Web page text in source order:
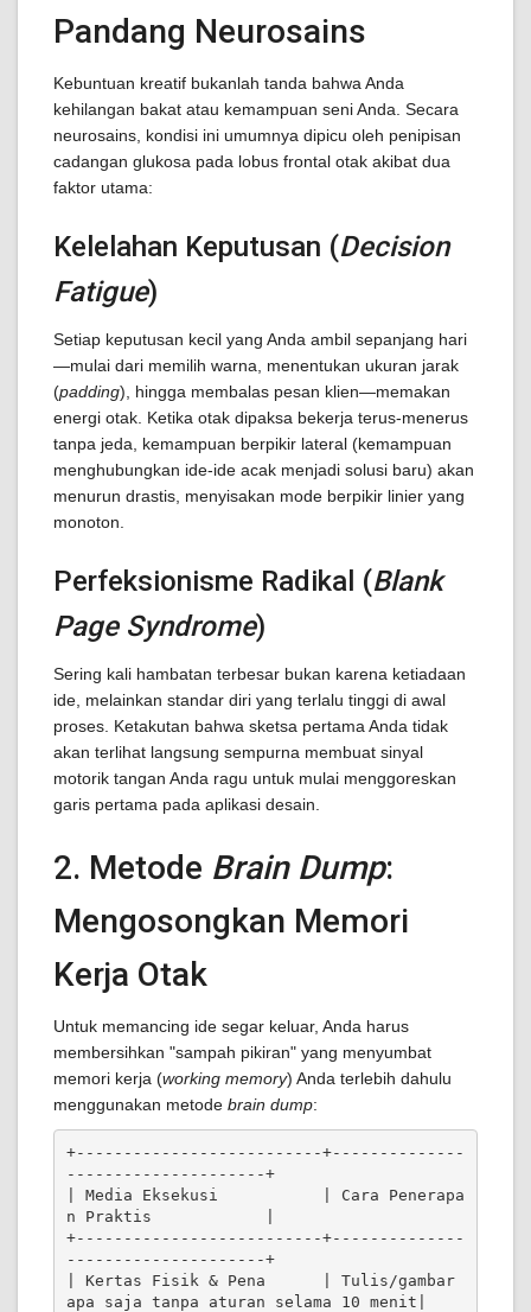
Pandang Neurosains
Kebuntuan kreatif bukanlah tanda bahwa Anda
kehilangan bakat atau kemampuan seni Anda. Secara
neurosains, kondisi ini umumnya dipicu oleh penipisan
cadangan glukosa pada lobus frontal otak akibat dua
faktor utama:
Kelelahan Keputusan (Decision
Fatigue)
Setiap keputusan kecil yang Anda ambil sepanjang hari
—mulai dari memilih warna, menentukan ukuran jarak
(padding), hingga membalas pesan klien—memakan
energi otak. Ketika otak dipaksa bekerja terus-menerus
tanpa jeda, kemampuan berpikir lateral (kemampuan
menghubungkan ide-ide acak menjadi solusi baru) akan
menurun drastis, menyisakan mode berpikir linier yang
monoton.
Perfeksionisme Radikal (Blank
Page Syndrome)
Sering kali hambatan terbesar bukan karena ketiadaan
ide, melainkan standar diri yang terlalu tinggi di awal
proses. Ketakutan bahwa sketsa pertama Anda tidak
akan terlihat langsung sempurna membuat sinyal
motorik tangan Anda ragu untuk mulai menggoreskan
garis pertama pada aplikasi desain.
2. Metode Brain Dump:
Mengosongkan Memori
Kerja Otak
Untuk memancing ide segar keluar, Anda harus
membersihkan "sampah pikiran" yang menyumbat
memori kerja (working memory) Anda terlebih dahulu
menggunakan metode brain dump:
+--------------------------+--------------
---------------------+
| Media Eksekusi           | Cara Penerapa
n Praktis            |
+--------------------------+--------------
---------------------+
| Kertas Fisik & Pena      | Tulis/gambar
apa saja tanpa aturan selama 10 menit|